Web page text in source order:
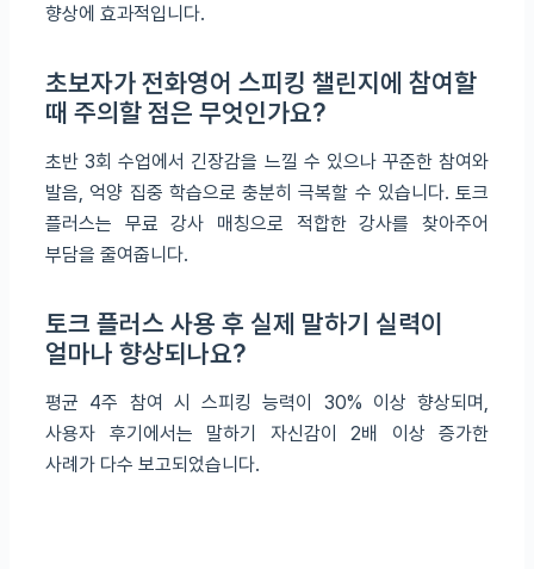
향상에 효과적입니다.
초보자가 전화영어 스피킹 챌린지에 참여할
때 주의할 점은 무엇인가요?
초반 3회 수업에서 긴장감을 느낄 수 있으나 꾸준한 참여와
발음, 억양 집중 학습으로 충분히 극복할 수 있습니다. 토크
플러스는 무료 강사 매칭으로 적합한 강사를 찾아주어
부담을 줄여줍니다.
토크 플러스 사용 후 실제 말하기 실력이
얼마나 향상되나요?
평균 4주 참여 시 스피킹 능력이 30% 이상 향상되며,
사용자 후기에서는 말하기 자신감이 2배 이상 증가한
사례가 다수 보고되었습니다.